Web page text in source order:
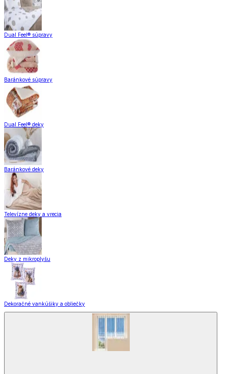
Dual Feel® súpravy
Baránkové súpravy
Dual Feel® deky
Baránkové deky
Televízne deky a vrecia
Deky z mikroplyšu
Dekoračné vankúšiky a obliečky